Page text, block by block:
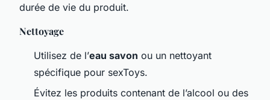
durée de vie du produit.
Nettoyage
Utilisez de l’eau savon ou un nettoyant
spécifique pour sexToys.
Évitez les produits contenant de l’alcool ou des